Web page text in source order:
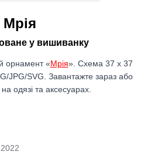
Мрія
у вишиванку
орнамент «Мрія». Схема 37 x 37
JPG/SVG. Завантажте зараз або
одязі та аксесуарах.